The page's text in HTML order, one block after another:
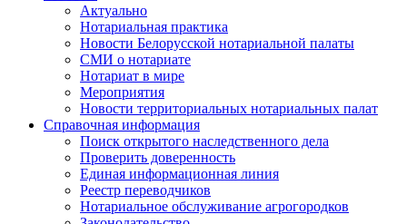
Актуально
Нотариальная практика
Новости Белорусской нотариальной палаты
СМИ о нотариате
Нотариат в мире
Мероприятия
Новости территориальных нотариальных палат
Справочная информация
Поиск открытого наследственного дела
Проверить доверенность
Единая информационная линия
Реестр переводчиков
Нотариальное обслуживание агрогородков